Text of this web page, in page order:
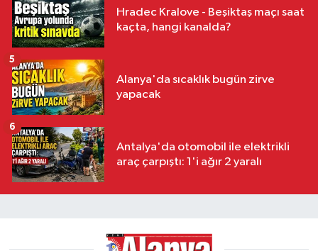
Hradec Kralove - Beşiktaş maçı saat
kaçta, hangi kanalda?
Alanya'da sıcaklık bugün zirve
yapacak
5
Antalya'da otomobil ile elektrikli
araç çarpıştı: 1'i ağır 2 yaralı
6